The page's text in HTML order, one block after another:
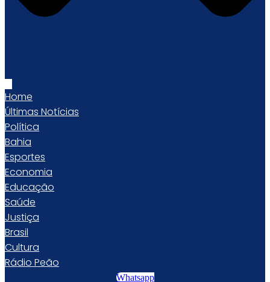
Home
Últimas Notícias
Política
Bahia
Esportes
Economia
Educação
Saúde
Justiça
Brasil
Cultura
Rádio Peão
Whatsapp